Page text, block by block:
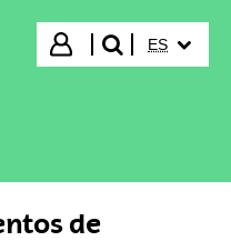
Iniciar sesión
buscar"
ES
de